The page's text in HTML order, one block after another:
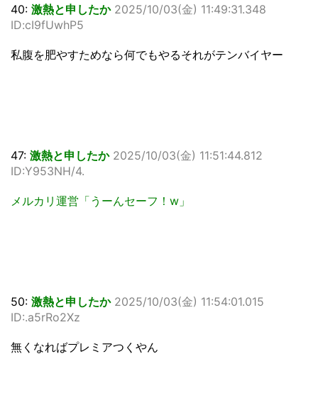
40: 激熱と申したか 2025/10/03(金) 11:49:31.348
ID:cI9fUwhP5
私腹を肥やすためなら何でもやるそれがテンバイヤー
47: 激熱と申したか 2025/10/03(金) 11:51:44.812
ID:Y953NH/4.
メルカリ運営「うーんセーフ！w」
50: 激熱と申したか 2025/10/03(金) 11:54:01.015
ID:.a5rRo2Xz
無くなればプレミアつくやん